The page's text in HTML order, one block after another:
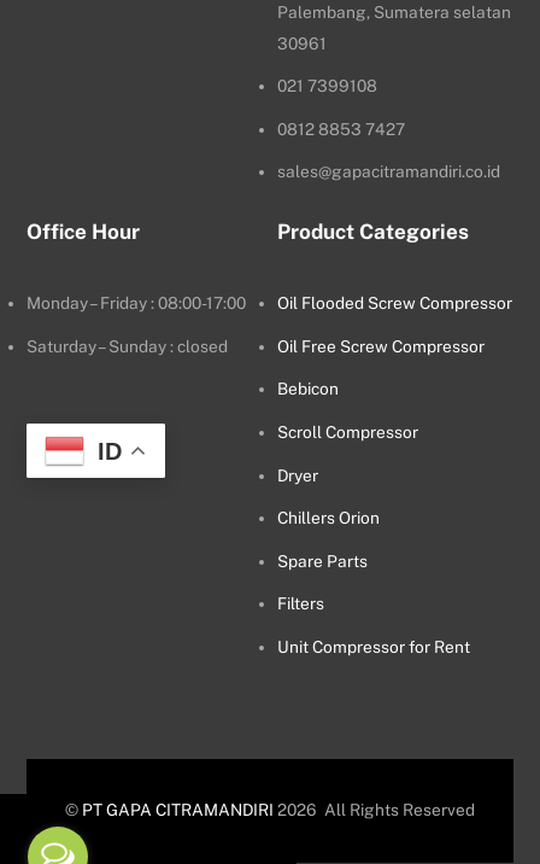
Palembang, Sumatera selatan
30961
021 7399108
0812 8853 7427
sales@gapacitramandiri.co.id
Office Hour
Monday – Friday : 08:00-17:00
Saturday – Sunday : closed
ID
Product Categories
Oil Flooded Screw Compressor
Oil Free Screw Compressor
Bebicon
Scroll Compressor
Dryer
Chillers Orion
Spare Parts
Filters
Unit Compressor for Rent
© PT GAPA CITRAMANDIRI 2026 All Rights Reserved